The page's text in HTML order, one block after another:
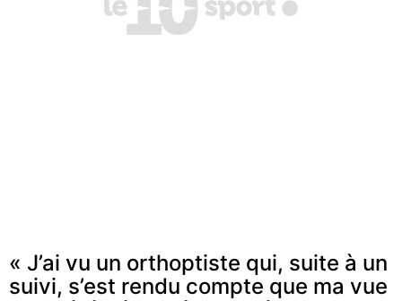
« J’ai vu un orthoptiste qui, suite à un
suivi, s’est rendu compte que ma vue